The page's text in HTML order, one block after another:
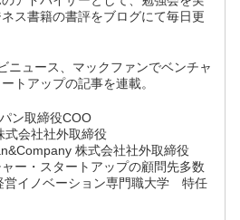
ス書籍の書評をブログにて毎日更
ニュース、マックファンでベンチャ
トアップの記事を連載。
ン取締役COO
式会社社外取締役
株式会社社外取締役
ー・スタートアップの顧問先多数
営イノベーション専門職大学 特任